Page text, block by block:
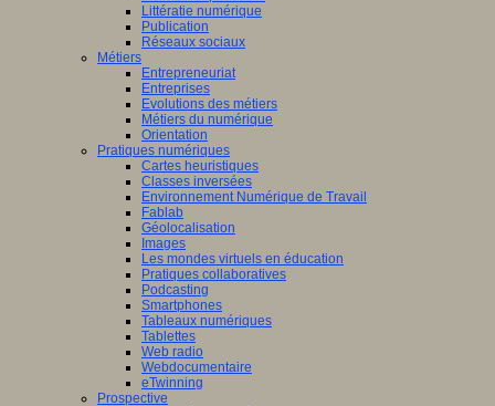
Littératie numérique
Publication
Réseaux sociaux
Métiers
Entrepreneuriat
Entreprises
Evolutions des métiers
Métiers du numérique
Orientation
Pratiques numériques
Cartes heuristiques
Classes inversées
Environnement Numérique de Travail
Fablab
Géolocalisation
Images
Les mondes virtuels en éducation
Pratiques collaboratives
Podcasting
Smartphones
Tableaux numériques
Tablettes
Web radio
Webdocumentaire
eTwinning
Prospective